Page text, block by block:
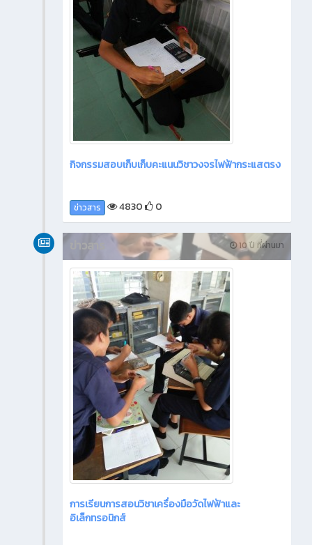
กิจกรรมสอบเก็บเก็บคะแนนวิชาวงจรไฟฟ้ากระแสตรง
ข่าวสาร 4830 0
10 ปี ที่ผ่านมา
ข่าวสาร
การเรียนการสอนวิชาเครื่องมือวัดไฟฟ้าและ
อิเล็กทรอนิกส์